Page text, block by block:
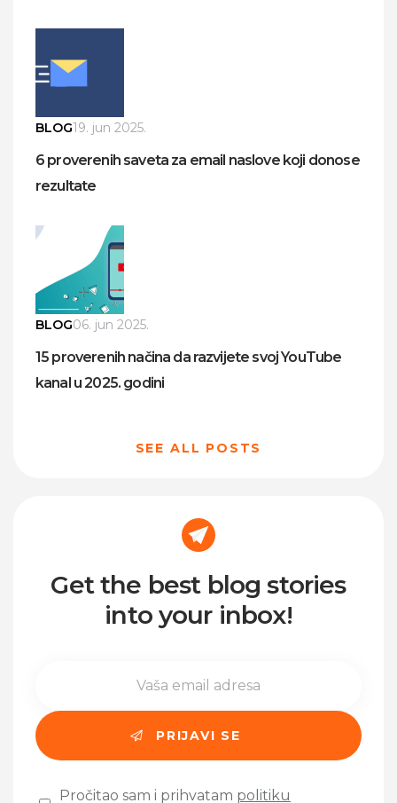
BLOG19. jun 2025.
6 proverenih saveta za email naslove koji donose
rezultate
BLOG06. jun 2025.
15 proverenih načina da razvijete svoj YouTube
kanal u 2025. godini
SEE ALL POSTS
Get the best blog stories
into your inbox!
Pročitao sam i prihvatam politiku